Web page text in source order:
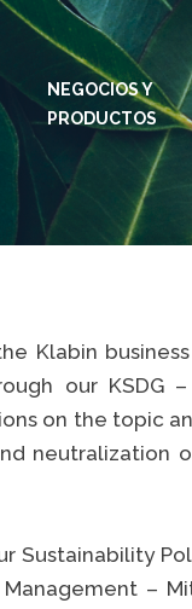
NEGOCIOS Y
PRODUCTOS
IDIOMAS:
SITIOS DE
Relações
investidor
Klabin
Painel
Klabin
our KSDG
on the topic
of
–